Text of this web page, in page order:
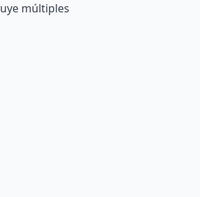
múltiples